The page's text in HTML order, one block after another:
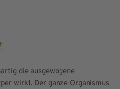
die ausgewogene
wirkt. Der ganze Organismus